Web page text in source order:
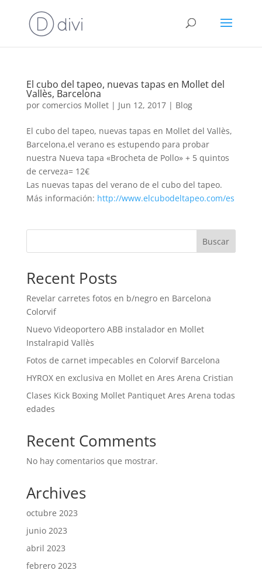
El cubo del tapeo, nuevas tapas en Mollet del
Vallès, Barcelona
por comercios Mollet| Jun 12, 2017| Blog
El cubo del tapeo, nuevas tapas en Mollet del Vallès,
Barcelona,el verano es estupendo para probar
nuestra Nueva tapa «Brocheta de Pollo» + 5 quintos
de cerveza= 12€
Las nuevas tapas del verano de el cubo del tapeo.
Más información: http://www.elcubodeltapeo.com/es
Buscar
Recent Posts
Revelar carretes fotos en b/negro en Barcelona
Colorvif
Nuevo Videoportero ABB instalador en Mollet
Instalrapid Vallès
Fotos de carnet impecables en Colorvif Barcelona
HYROX en exclusiva en Mollet en Ares Arena Cristian
Clases Kick Boxing Mollet Pantiquet Ares Arena todas
edades
Recent Comments
No hay comentarios que mostrar.
Archives
octubre 2023
junio 2023
abril 2023
febrero 2023